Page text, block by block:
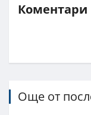
Коментари
Още от